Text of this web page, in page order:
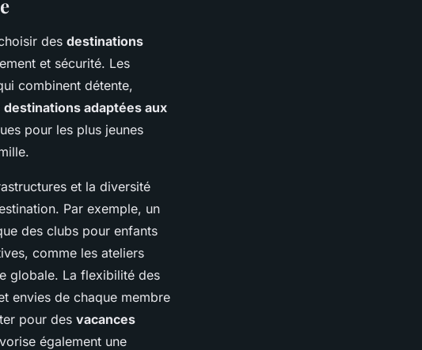
des destinations
et sécurité. Les
combinent détente,
destinations adaptées aux
pour les plus jeunes
et la diversité
Par exemple, un
des clubs pour enfants
comme les ateliers
globale. La flexibilité des
envies de chaque membre
pour des vacances
également une